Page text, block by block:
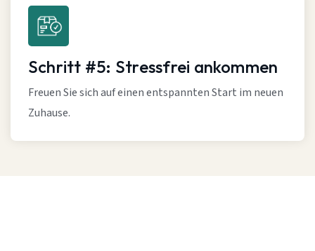
Schritt #5: Stressfrei ankommen
Freuen Sie sich auf einen entspannten Start im neuen
Zuhause.